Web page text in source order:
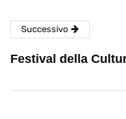
Successivo
Festival della